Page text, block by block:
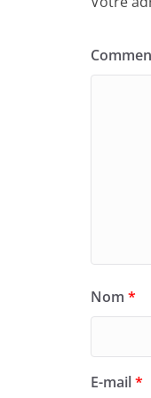
Nom *
E-mail*